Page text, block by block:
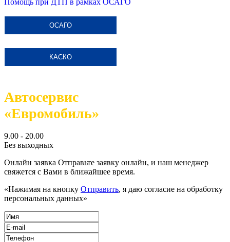
Помощь при ДТП в рамках ОСАГО
ОСАГО
КАСКО
Автосервис
«Евромобиль»
9.00 - 20.00
Без выходных
Онлайн заявка Отправьте заявку онлайн, и наш менеджер
свяжется с Вами в ближайшее время.
«Нажимая на кнопку Отправить, я даю согласие на обработку
персональных данных»